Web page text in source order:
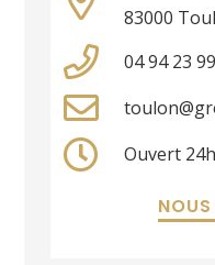
83000
04 94 23
Ouvert